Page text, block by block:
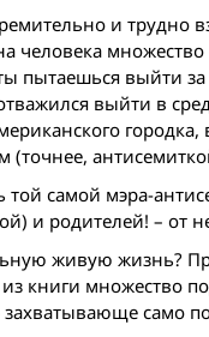
и
пытаешься выйти
выйти в
(точнее,
самой мэра-
и родителей! – от
живую жизнь?
книги множество
само